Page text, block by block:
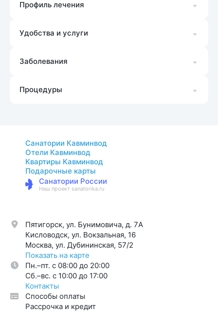
Профиль лечения
Удобства и услуги
Заболевания
Процедуры
Санатории Кавминвод
Отели Кавминвод
Квартиры Кавминвод
Подарочные карты
Санатории России
Наш проект sanatorika.ru
Пятигорск, ул. Бунимовича, д. 7A
Кисловодск, ул. Вокзальная, 16
Москва, ул. Дубининская, 57/2
Показать на карте
Пн.–пт. с 08:00 до 20:00
Cб.–вс. с 10:00 до 17:00
Контакты
Способы оплаты
Рассрочка и кредит